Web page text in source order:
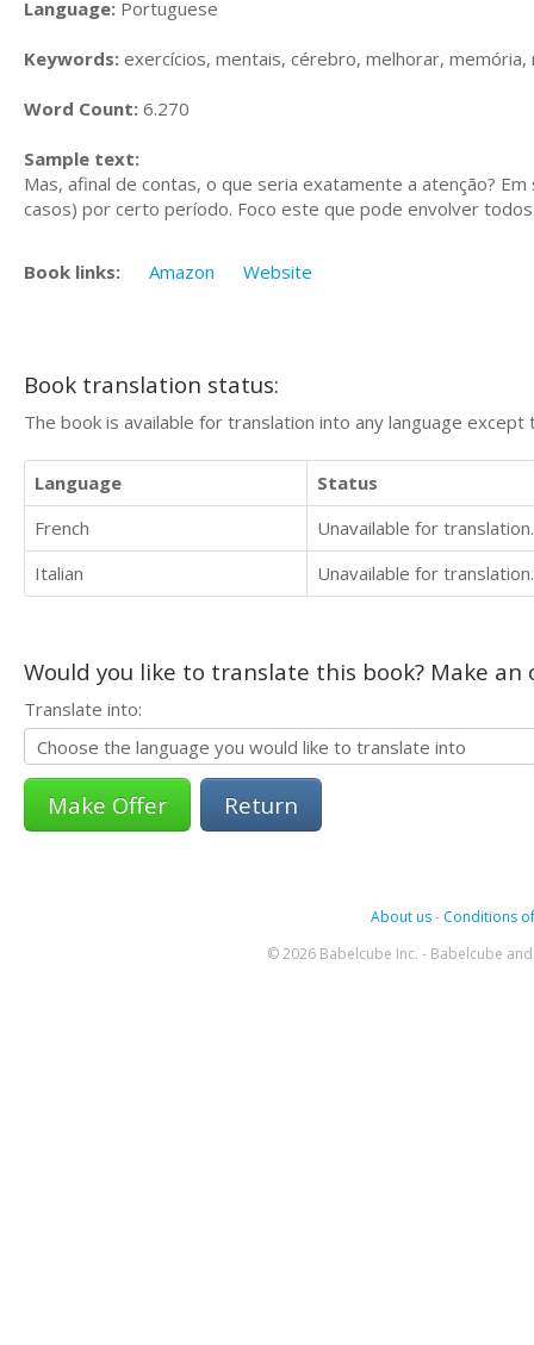
Language: Portuguese
Keywords: exercícios, mentais, cérebro, melhorar, memória,
Word Count: 6.270
Sample text:
Mas, afinal de contas, o que seria exatamente a atenção?
casos) por certo período. Foco este que pode envolver
Book links: Amazon Website
Book translation status:
The book is available for translation into any language
Language
Status
French
Unavailable for translation.
Italian
Unavailable for translation.
Would you like to translate this book? Make
Translate into:
Return
About us- Conditions
© 2026 Babelcube Inc. - Babelcube